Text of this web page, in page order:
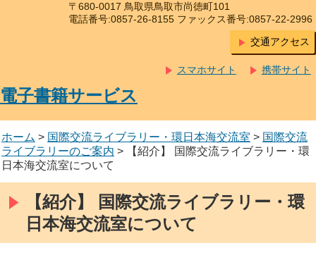
〒680-0017 鳥取県鳥取市尚徳町101
電話番号:0857-26-8155 ファックス番号:0857-22-2996
交通アクセス
携帯サイト
スマホサイト
電子書籍サービス
ホーム > 国際交流ライブラリー・環日本海交流室 > 国際交流
ライブラリーのご案内 > 【紹介】 国際交流ライブラリー・環
日本海交流室について
【紹介】 国際交流ライブラリー・環
日本海交流室について